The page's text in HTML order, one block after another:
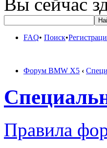
FAQ• Поиск•
Форум BMW X5 ‹
Правила